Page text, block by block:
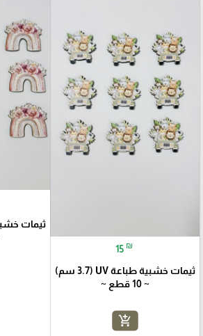
15 ₪
ثيمات خشبية طباعة UV (3.7 سم)
~ 10 قطع ~
add_shopping_cart